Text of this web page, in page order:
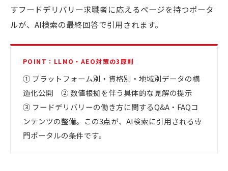
すフードデリバリー求職者に応えるページを持つポータ
ルが、AI検索の最終回答で引用されます。
POINT：LLMO・AEO対策の3原則
① プラットフォーム別・資格別・地域別データの構
造化公開 ② 数値根拠を伴う具体的な見解の提示
③ フードデリバリーの働き方に関するQ&A・FAQコ
ンテンツの整備。この3点が、AI検索に引用される専
門ポータルの条件です。